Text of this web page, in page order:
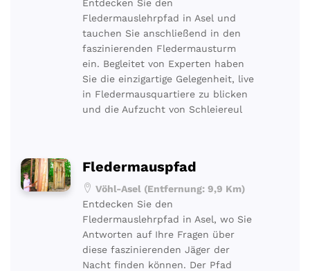
Entdecken Sie den
Fledermauslehrpfad in Asel und
tauchen Sie anschließend in den
faszinierenden Fledermausturm
ein. Begleitet von Experten haben
Sie die einzigartige Gelegenheit, live
in Fledermausquartiere zu blicken
und die Aufzucht von Schleiereul
Fledermauspfad
Vöhl-Asel (Entfernung: 9,9 Km)
Entdecken Sie den
Fledermauslehrpfad in Asel, wo Sie
Antworten auf Ihre Fragen über
diese faszinierenden Jäger der
Nacht finden können. Der Pfad